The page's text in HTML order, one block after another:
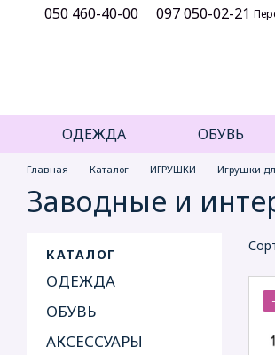
Перейти к основному контенту
050 460-40-00 097 050-02-21
ОДЕЖДА ОБУВЬ
Главная Каталог ИГРУШКИ Игрушки
Заводные и
КАТАЛОГ
ОДЕЖДА
ОБУВЬ
АКСЕССУАРЫ